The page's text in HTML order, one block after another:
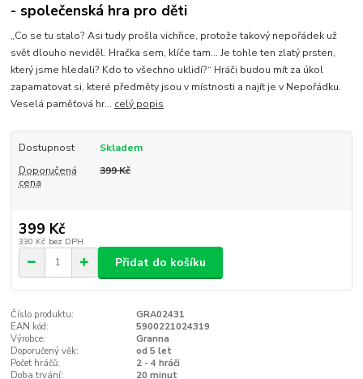
- společenská hra pro děti
„Co se tu stalo? Asi tudy prošla vichřice, protože takový nepořádek už
svět dlouho neviděl. Hračka sem, klíče tam… Je tohle ten zlatý prsten,
který jsme hledali? Kdo to všechno uklidí?“ Hráči budou mít za úkol
zapamatovat si, které předměty jsou v místnosti a najít je v Nepořádku.
Veselá paměťová hr... celý popis
Dostupnost
Skladem
Doporučená
cena
399 Kč
399 Kč
330 Kč bez DPH
Přidat do košíku
Číslo produktu:
GRA02431
EAN kód:
5900221024319
Výrobce:
Granna
Doporučený věk:
od 5 let
Počet hráčů:
2 - 4 hráči
Doba trvání:
20 minut